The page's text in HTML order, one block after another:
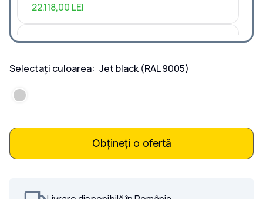
22.118,00 LEI
Portiță Profile Verticale INSIDE cu
(1850mm x 900mm)
Portiță Profile Verticale INSIDE la
Portiță Profile Verticale INSIDE la COMANDĂ
Selectați culoarea: Jet black(RAL 9005)
Obțineți o ofertă